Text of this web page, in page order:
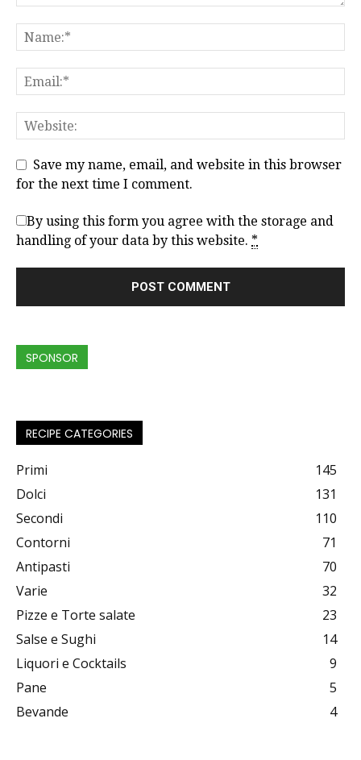
Save my name, email, and website in this browser
for the next time I comment.
By using this form you agree with the storage and
handling of your data by this website. *
SPONSOR
RECIPE CATEGORIES
Primi
145
Dolci
131
Secondi
110
Contorni
71
Antipasti
70
Varie
32
Pizze e Torte salate
23
Salse e Sughi
14
Liquori e Cocktails
9
Pane
5
Bevande
4